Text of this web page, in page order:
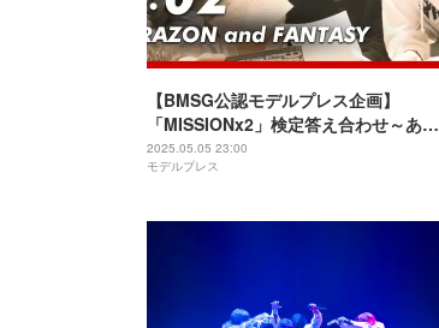
【BMSG公認モデルプレス企画】
「MISSIONx2」検定答え合わせ～あな
たの成績は？～
2025.05.05 23:00
モデルプレス